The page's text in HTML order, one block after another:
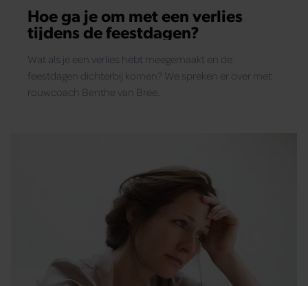
Hoe ga je om met een verlies
tijdens de feestdagen?
Wat als je een verlies hebt meegemaakt en de
feestdagen dichterbij komen? We spreken er over met
rouwcoach Benthe van Bree.